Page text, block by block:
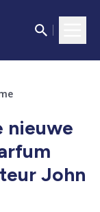
nieuwe
John